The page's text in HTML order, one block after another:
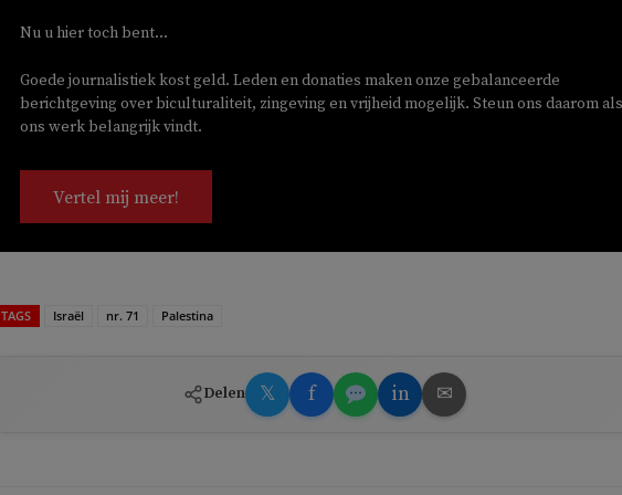
Nu u hier toch bent...
Goede journalistiek kost geld. Leden en donaties maken onze gebalanceerde
berichtgeving over biculturaliteit, zingeving en vrijheid mogelijk. Steun ons daarom
ons werk belangrijk vindt.
Vertel mij meer!
TAGS Israël nr. 71 Palestina
Delen 𝕏 f in ✉